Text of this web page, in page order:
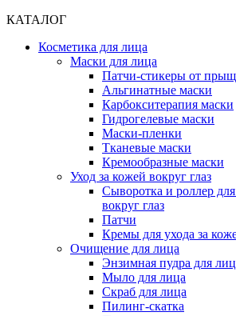
КАТАЛОГ
Косметика для лица
Маски для лица
Патчи-стикеры от
Альгинатные маски
Карбокситерапия маски
Гидрогелевые маски
Маски-пленки
Тканевые маски
Кремообразные маски
Уход за кожей вокруг глаз
Сыворотка и роллер
вокруг глаз
Патчи
Кремы для ухода за
Очищение для лица
Энзимная пудра для
Мыло для лица
Скраб для лица
Пилинг-скатка